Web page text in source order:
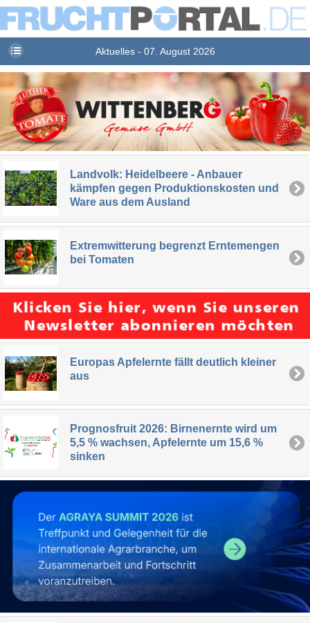
Aktuelles - 07. August 2026
Landvolk: Heidelbeere - Anbauer
kämpfen gegen Produktionskosten und
Ware aus dem Ausland
Extremwitterung begrenzt Erntemengen
bei Tomaten
Europas Apfelernte fällt deutlich kleiner
aus
Prognosfruit 2026: Birnenernte wird um
5,5 % wachsen, Apfelernte um 15,6 %
sinken